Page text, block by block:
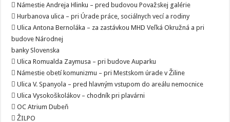
 Námestie Andreja Hlinku – pred budovou Považskej galérie
 Hurbanova ulica – pri Úrade práce, sociálnych vecí a rodiny
 Ulica Antona Bernoláka – za zastávkou MHD Veľká Okružná a pri
budove Národnej
banky Slovenska
 Ulica Romualda Zaymusa – pri budove Auparku
 Námestie obetí komunizmu – pri Mestskom úrade v Žiline
 Ulica V. Spanyola – pred hlavným vstupom do areálu nemocnice
 Ulica Vysokoškolákov – chodník pri plavárni
 OC Atrium Dubeň
 ŽILPO